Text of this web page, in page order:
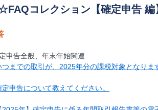
コレクション【確定申告
申告全般、年末年始関連
つまでの取引が、2025年分の課税対象となりま
定申告について教えてください。